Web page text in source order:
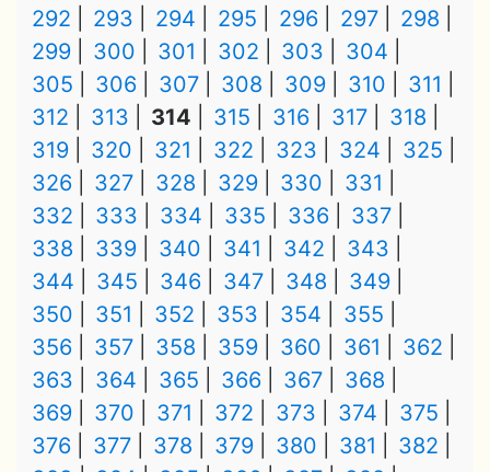
292
293 294 295 296 297
298
299
300 301 302 303
304
305
306 307 308 309 310
311
312
313 314 315 316 317
318
319
320 321 322 323 324
325
326
327 328 329 330
331
332
333 334 335 336
337
338
339 340 341 342
343
344
345 346 347 348
349
350
351 352 353 354
355
356
357 358 359 360 361
362
363
364 365 366 367
368
369
370 371 372 373 374
375
376
377 378 379 380 381
382